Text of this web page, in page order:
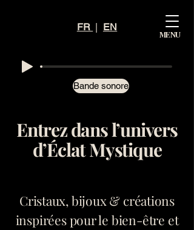
Mystiq
ue
Éclat
FR | EN
MENU
Bande sonore
Entrez dans l’univers
d’Éclat Mystique
Cristaux, bijoux & créations
inspirées pour le bien-être et